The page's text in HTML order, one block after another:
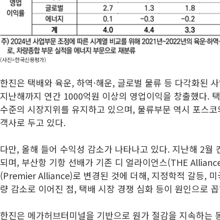
(사진=한국신용평가)
한진은 택배와 육운, 하역·해운, 글로벌 물류 등 다각화된
지난해까지 연간 1000억원 이상의 영업이익을 창출했다.
수준의 시장지위를 유지하고 있으며, 물류부문 역시 포스
객사로 두고 있다.
다만, 올해 들어 수익성 감소가 나타나고 있다. 지난해 2월
되며, 부산항 기항 선배가 기존 디 얼라이언스(THE
(Premier Alliance)로 변경된 것에 더해, 지정학적 갈등,
량 감소로 이어진 점, 택배 시장 경쟁 심화 등이 원인으로
한진은 메가허브터미널을 기반으로 원가 절감을 지속하는